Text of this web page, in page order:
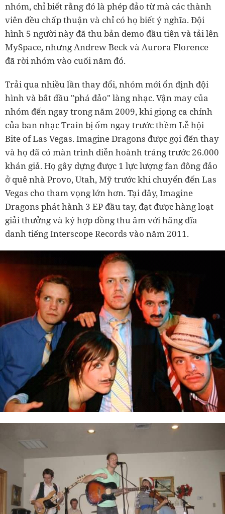
nhóm, chỉ biết rằng đó là phép đảo từ mà các thành
viên đều chấp thuận và chỉ có họ biết ý nghĩa. Đội
hình 5 người này đã thu bản demo đầu tiên và tải lên
MySpace, nhưng Andrew Beck và Aurora Florence
đã rời nhóm vào cuối năm đó.
Trải qua nhiều lần thay đổi, nhóm mới ổn định đội
hình và bắt đầu "phá đảo" làng nhạc. Vận may của
nhóm đến ngay trong năm 2009, khi giọng ca chính
của ban nhạc Train bị ốm ngay trước thềm Lễ hội
Bite of Las Vegas. Imagine Dragons được gọi đến thay
và họ đã có màn trình diễn hoành tráng trước 26.000
khán giả. Họ gây dựng được 1 lực lượng fan đông đảo
ở quê nhà Provo, Utah, Mỹ trước khi chuyển đến Las
Vegas cho tham vọng lớn hơn. Tại đây, Imagine
Dragons phát hành 3 EP đầu tay, đạt được hàng loạt
giải thưởng và ký hợp đồng thu âm với hãng đĩa
danh tiếng Interscope Records vào năm 2011.